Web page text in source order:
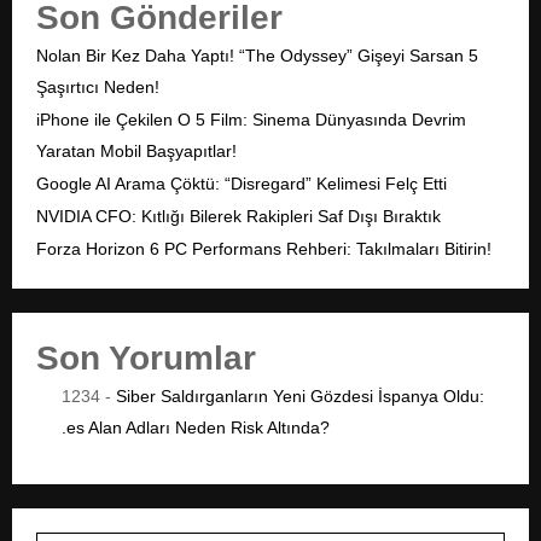
Son Gönderiler
Nolan Bir Kez Daha Yaptı! “The Odyssey” Gişeyi Sarsan 5
Şaşırtıcı Neden!
iPhone ile Çekilen O 5 Film: Sinema Dünyasında Devrim
Yaratan Mobil Başyapıtlar!
Google AI Arama Çöktü: “Disregard” Kelimesi Felç Etti
NVIDIA CFO: Kıtlığı Bilerek Rakipleri Saf Dışı Bıraktık
Forza Horizon 6 PC Performans Rehberi: Takılmaları Bitirin!
Son Yorumlar
1234 - Siber Saldırganların Yeni Gözdesi İspanya Oldu:
.es Alan Adları Neden Risk Altında?